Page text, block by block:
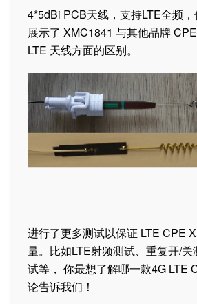
4*5dBi PCB天线，支持LTE全频
展示了 XMC1841 与其他品牌
LTE 天线方面的区别。
进行了更多测试以保证 LTE CPE
量。比如LTE射频测试、重复开/
试等， 你最想了解哪一款4G LTE
论告诉我们！